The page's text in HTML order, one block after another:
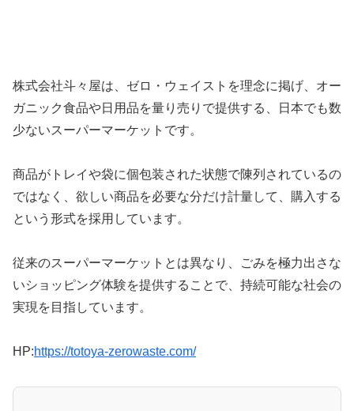
株式会社斗々屋は、ゼロ・ウェイストを理念に掲げ、オー
ガニック食品や日用品を量り売りで提供する、日本でも数
少ないスーパーマーケットです。
商品がトレイや袋に個包装された状態で陳列されているの
ではなく、欲しい商品を必要な分だけ計量して、購入する
という形式を採用しています。
従来のスーパーマーケットとは異なり、ごみを極力出さな
いショッピング体験を提供することで、持続可能な社会の
実現を目指しています。
HP:https://totoya-zerowaste.com/